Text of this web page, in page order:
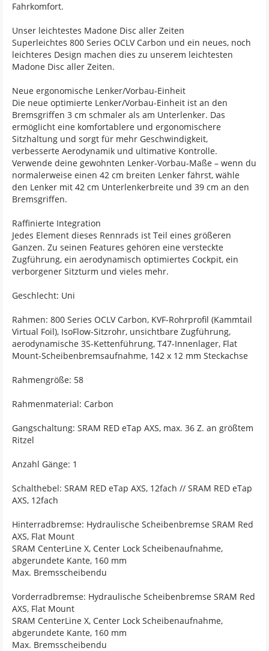
Fahrkomfort.
Unser leichtestes Madone Disc aller Zeiten
Superleichtes 800 Series OCLV Carbon und ein neues, noch
leichteres Design machen dies zu unserem leichtesten
Madone Disc aller Zeiten.
Neue ergonomische Lenker/Vorbau-Einheit
Die neue optimierte Lenker/Vorbau-Einheit ist an den
Bremsgriffen 3 cm schmaler als am Unterlenker. Das
ermöglicht eine komfortablere und ergonomischere
Sitzhaltung und sorgt für mehr Geschwindigkeit,
verbesserte Aerodynamik und ultimative Kontrolle.
Verwende deine gewohnten Lenker-Vorbau-Maße – wenn du
normalerweise einen 42 cm breiten Lenker fährst, wähle
den Lenker mit 42 cm Unterlenkerbreite und 39 cm an den
Bremsgriffen.
Raffinierte Integration
Jedes Element dieses Rennrads ist Teil eines größeren
Ganzen. Zu seinen Features gehören eine versteckte
Zugführung, ein aerodynamisch optimiertes Cockpit, ein
verborgener Sitzturm und vieles mehr.
Geschlecht: Uni
Rahmen: 800 Series OCLV Carbon, KVF-Rohrprofil (Kammtail
Virtual Foil), IsoFlow-Sitzrohr, unsichtbare Zugführung,
aerodynamische 3S-Kettenführung, T47-Innenlager, Flat
Mount-Scheibenbremsaufnahme, 142 x 12 mm Steckachse
Rahmengröße: 58
Rahmenmaterial: Carbon
Gangschaltung: SRAM RED eTap AXS, max. 36 Z. an größtem
Ritzel
Anzahl Gänge: 1
Schalthebel: SRAM RED eTap AXS, 12fach // SRAM RED eTap
AXS, 12fach
Hinterradbremse: Hydraulische Scheibenbremse SRAM Red
AXS, Flat Mount
SRAM CenterLine X, Center Lock Scheibenaufnahme,
abgerundete Kante, 160 mm
Max. Bremsscheibendu
Vorderradbremse: Hydraulische Scheibenbremse SRAM Red
AXS, Flat Mount
SRAM CenterLine X, Center Lock Scheibenaufnahme,
abgerundete Kante, 160 mm
Max. Bremsscheibendu